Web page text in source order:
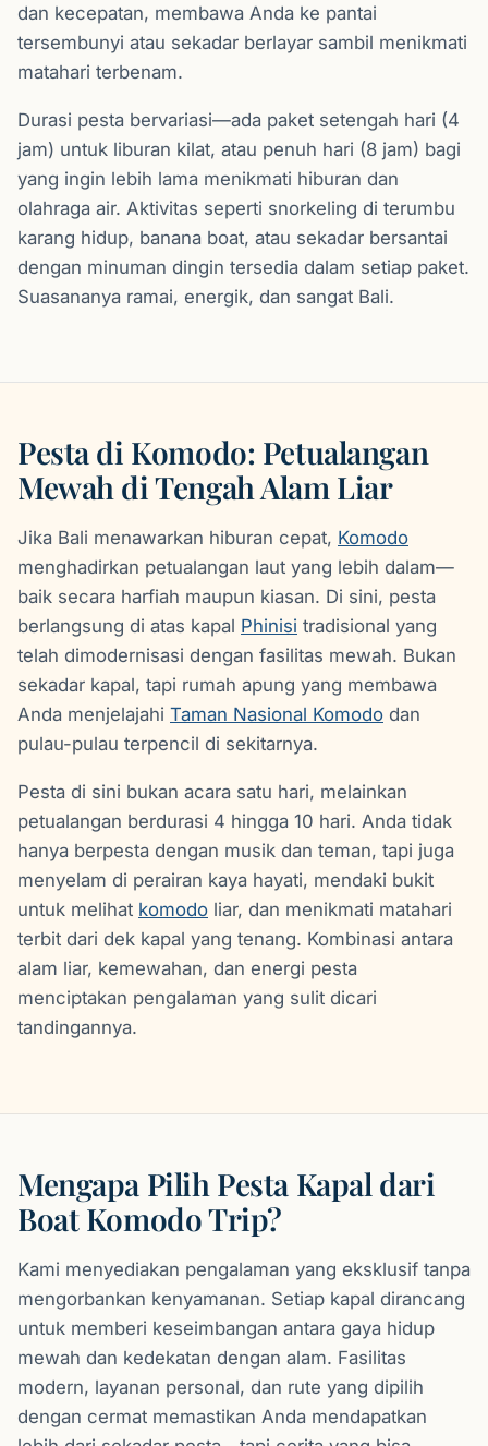
dan kecepatan, membawa Anda ke pantai
tersembunyi atau sekadar berlayar sambil menikmati
matahari terbenam.
Durasi pesta bervariasi—ada paket setengah hari (4
jam) untuk liburan kilat, atau penuh hari (8 jam) bagi
yang ingin lebih lama menikmati hiburan dan
olahraga air. Aktivitas seperti snorkeling di terumbu
karang hidup, banana boat, atau sekadar bersantai
dengan minuman dingin tersedia dalam setiap paket.
Suasananya ramai, energik, dan sangat Bali.
Pesta di Komodo: Petualangan
Mewah di Tengah Alam Liar
Jika Bali menawarkan hiburan cepat, Komodo
menghadirkan petualangan laut yang lebih dalam—
baik secara harfiah maupun kiasan. Di sini, pesta
berlangsung di atas kapal Phinisi tradisional yang
telah dimodernisasi dengan fasilitas mewah. Bukan
sekadar kapal, tapi rumah apung yang membawa
Anda menjelajahi Taman Nasional Komodo dan
pulau-pulau terpencil di sekitarnya.
Pesta di sini bukan acara satu hari, melainkan
petualangan berdurasi 4 hingga 10 hari. Anda tidak
hanya berpesta dengan musik dan teman, tapi juga
menyelam di perairan kaya hayati, mendaki bukit
untuk melihat komodo liar, dan menikmati matahari
terbit dari dek kapal yang tenang. Kombinasi antara
alam liar, kemewahan, dan energi pesta
menciptakan pengalaman yang sulit dicari
tandingannya.
Mengapa Pilih Pesta Kapal dari
Boat Komodo Trip?
Kami menyediakan pengalaman yang eksklusif tanpa
mengorbankan kenyamanan. Setiap kapal dirancang
untuk memberi keseimbangan antara gaya hidup
mewah dan kedekatan dengan alam. Fasilitas
modern, layanan personal, dan rute yang dipilih
dengan cermat memastikan Anda mendapatkan